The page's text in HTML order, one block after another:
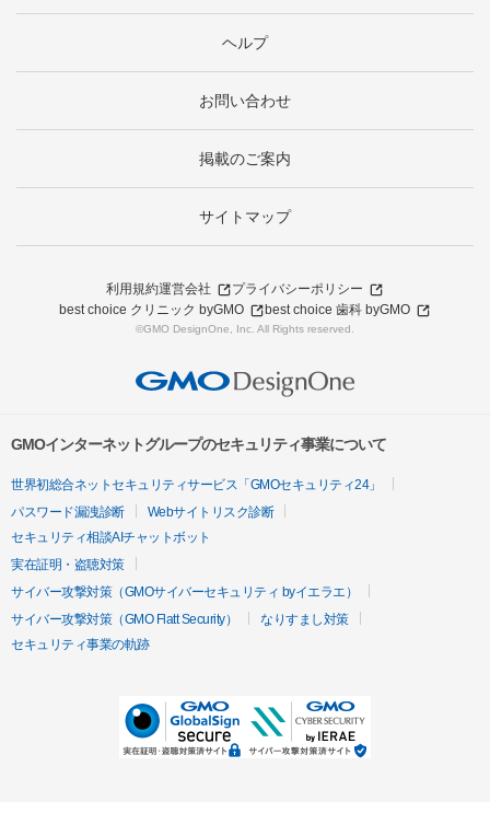
ヘルプ
お問い合わせ
掲載のご案内
サイトマップ
利用規約運営会社
プライバシーポリシー
best choice クリニック byGMO
best choice 歯科 byGMO
©GMO DesignOne, Inc. All Rights reserved.
GMOインターネットグループのセキュリティ事業について
世界初総合ネットセキュリティサービス「GMOセキュリティ24」
パスワード漏洩診断
Webサイトリスク診断
セキュリティ相談AIチャットボット
実在証明・盗聴対策
サイバー攻撃対策（GMOサイバーセキュリティ byイエラエ）
サイバー攻撃対策（GMO Flatt Security）
なりすまし対策
セキュリティ事業の軌跡